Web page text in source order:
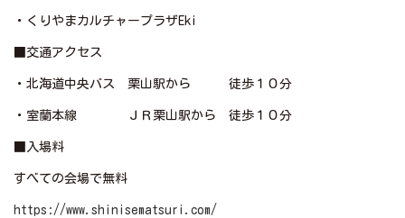
・くりやまカルチャープラザEki
■交通アクセス
・北海道中央バス 栗山駅から 徒歩１０分
・室蘭本線 ＪＲ栗山駅から 徒歩１０分
■入場料
すべての会場で無料
https://www.shinisematsuri.com/